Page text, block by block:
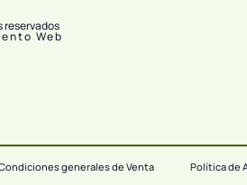
reservados
Web
generales de Venta Política de